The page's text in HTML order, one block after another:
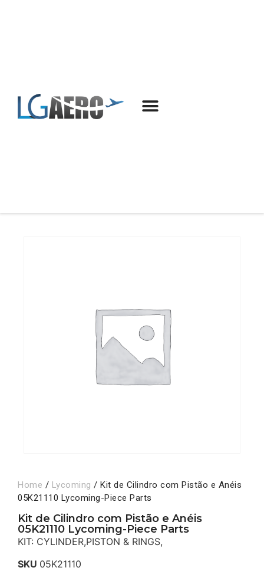
Home / Lycoming / Kit de Cilindro com Pistão e Anéis
05K21110 Lycoming-Piece Parts
Kit de Cilindro com Pistão e Anéis
05K21110 Lycoming-Piece Parts
KIT: CYLINDER,PISTON & RINGS,
SKU 05K21110